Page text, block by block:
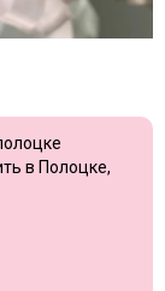
в Полоцке,